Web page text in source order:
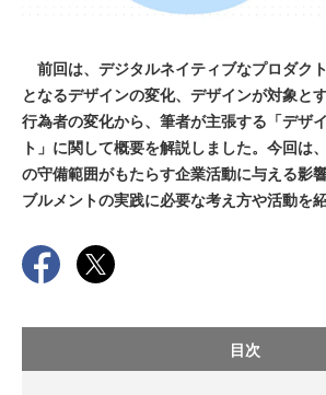
前回は、デジタルネイティブなプロダク
となるデザインの変化、デザインが対象と
行為者の変化から、筆者が主張する「デザ
ト」に関して概要を解説しました。今回は
の守備範囲がもたらす企業活動に与える影
ブルメントの実践に必要な考え方や活動を
目次